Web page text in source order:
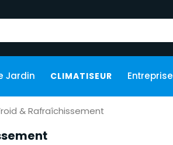
Jardin CLIMATISEUR Entreprise
& Rafraîchissement